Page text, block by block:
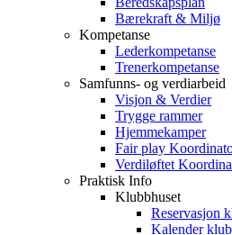
Bærekraft & Miljø
Kompetanse
Lederkompetanse
Trenerkompetanse
Samfunns- og verdiarbeid
Visjon & Verdier
Trygge rammer
Hjemmekamper
Fair play
Verdiløftet
Praktisk Info
Klubbhuset
Reservasjon
Kalender